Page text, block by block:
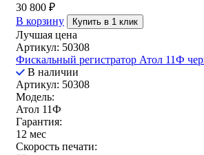
30 800 ₽
В корзину
Купить в 1 клик
Лучшая цена
Артикул: 50308
Фискальный регистратор Атол 11Ф
В наличии
Артикул: 50308
Модель:
Атол 11Ф
Гарантия:
12 мес
Скорость печати: